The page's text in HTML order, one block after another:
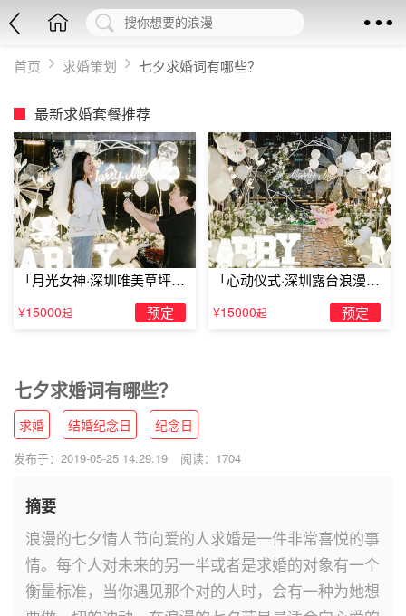
首页 求婚策划 七夕求婚词有哪些？
最新求婚套餐推荐
「月光女神·深圳唯美草坪浪
漫求婚」
¥15000起 预定
「心动仪式·深圳露台浪漫求
婚」
¥15000起 预定
七夕求婚词有哪些？
求婚 结婚纪念日 纪念日
发布于：2019-05-25 14:29:19 阅读：1704
摘要
浪漫的七夕情人节向爱的人求婚是一件非常喜悦的事
情。每个人对未来的另一半或者是求婚的对象有一个
衡量标准，当你遇见那个对的人时，会有一种为她想